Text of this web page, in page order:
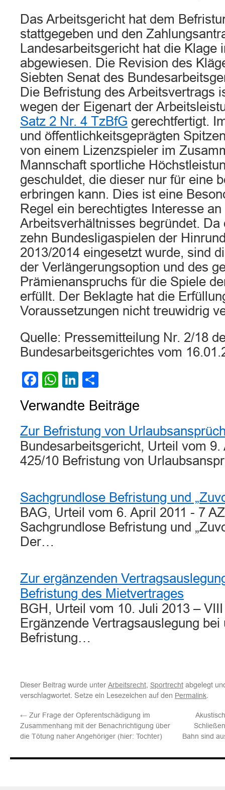
Das Arbeitsgericht hat dem
stattgegeben und den
Landesarbeitsgericht hat die Klage
abgewiesen. Die Revision des
Siebten Senat des
Die Befristung des Arbeitsvertrags
wegen der Eigenart der
Satz 2 Nr. 4 TzBfG gerechtfertigt.
und öffentlichkeitsgeprägten
von einem Lizenzspieler im
Mannschaft sportliche
geschuldet, die dieser nur für eine
erbringen kann. Dies ist eine
Regel ein berechtigtes Interesse
Arbeitsverhältnisses begründet. Da
zehn Bundesligaspielen der
2013/2014 eingesetzt wurde, sind
der Verlängerungsoption und des
Prämienanspruchs für die Spiele
erfüllt. Der Beklagte hat die
Voraussetzungen nicht treuwidrig
Quelle: Pressemitteilung Nr. 2/18
Bundesarbeitsgerichtes vom
Facebook
WhatsApp
LinkedIn
Verwandte Beiträge
Zur Befristung von
Bundesarbeitsgericht, Urteil vom 9.
425/10 Befristung von
Sachgrundlose Befristung und
BAG, Urteil vom 6. April 2011 - 7
Sachgrundlose Befristung und
Der…
Zur ergänzenden
Befristung des Mietvertrages
BGH, Urteil vom 10. Juli 2013 –
Ergänzende Vertragsauslegung
Befristung…
Dieser Beitrag wurde unter Arbeitsrecht, Sportrecht abgelegt
verschlagwortet. Setze ein Lesezeichen auf den Permalink.
← Zur Frage der Opferentschädigung im
Zusammenhang mit der Benachrichtigung über
die Tötung naher Angehöriger (hier: Tochter)
Bahn sind